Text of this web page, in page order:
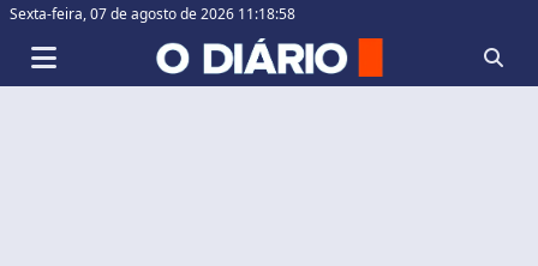
Sexta-feira,07 de agosto de 2026 11:18:59